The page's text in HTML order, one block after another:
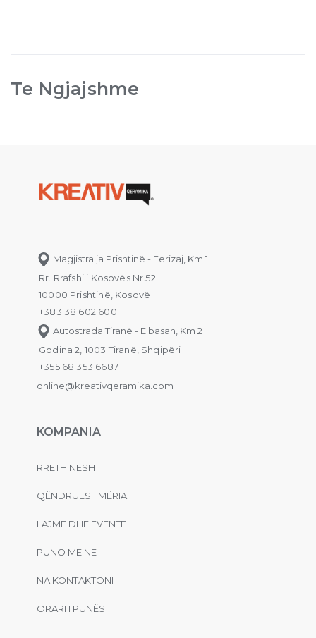
Te Ngjajshme
Magjistralja Prishtinë - Ferizaj, Km 1
Rr. Rrafshi i Kosovës Nr.52
10000 Prishtinë, Kosovë
+383 38 602 600
Autostrada Tiranë - Elbasan, Km 2
Godina 2, 1003 Tiranë, Shqipëri
+355 68 353 6687
online@kreativqeramika.com
KOMPANIA
RRETH NESH
QËNDRUESHMËRIA
LAJME DHE EVENTE
PUNO ME NE
NA KONTAKTONI
ORARI I PUNËS